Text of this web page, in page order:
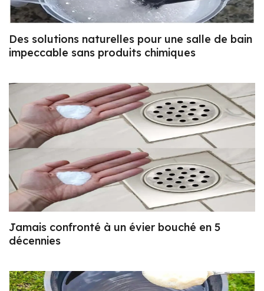
Des solutions naturelles pour une salle de bain
impeccable sans produits chimiques
Jamais confronté à un évier bouché en 5
décennies